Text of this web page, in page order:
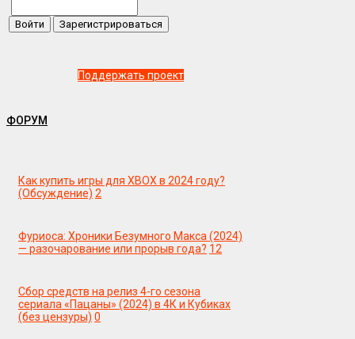
Поддержать проект
ФОРУМ
Как купить игры для XBOX в 2024 году?
(Обсуждение) 2
Фуриоса: Хроники Безумного Макса (2024)
— разочарование или прорыв года? 12
Сбор средств на релиз 4-го сезона
сериала «Пацаны» (2024) в 4К и Кубиках
(без цензуры) 0